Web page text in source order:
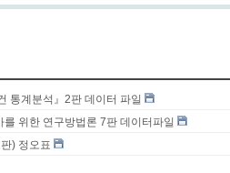
통계분석』2판 데이터 파일
위한 연구방법론 7판 데이터파일
) 정오표